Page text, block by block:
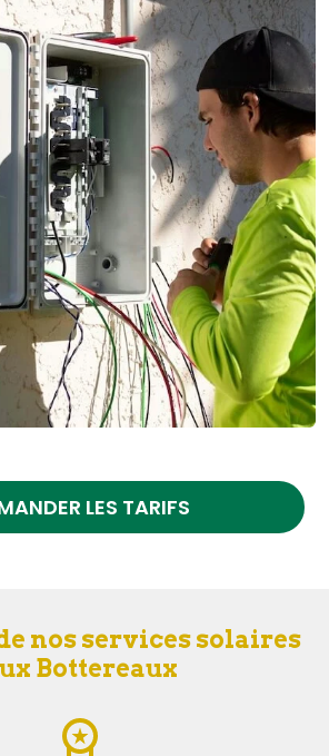
LES TARIFS
nos services solaires
Bottereaux